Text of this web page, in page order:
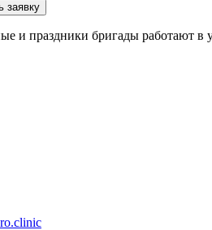
заявку
и праздники бригады работают